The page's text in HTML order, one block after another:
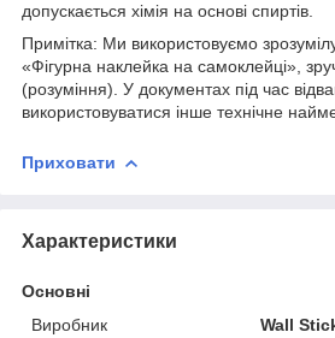
допускається хімія на основі спиртів.
Примітка: Ми використовуємо
«Фігурна наклейка на самоклейці»,
(розуміння). У документах під час
використовуватися інше технічне
Приховати
Характеристики
Основні
Виробник
Wall